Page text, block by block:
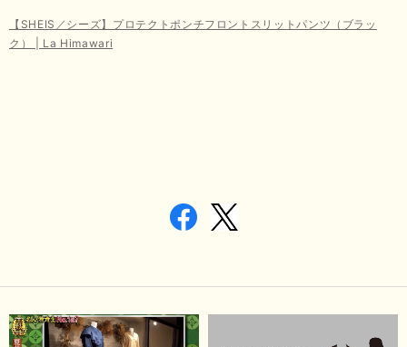
【SHEIS／シーズ】プロテクトポンチフロントスリットパンツ（ブラッ
ク） | La Himawari